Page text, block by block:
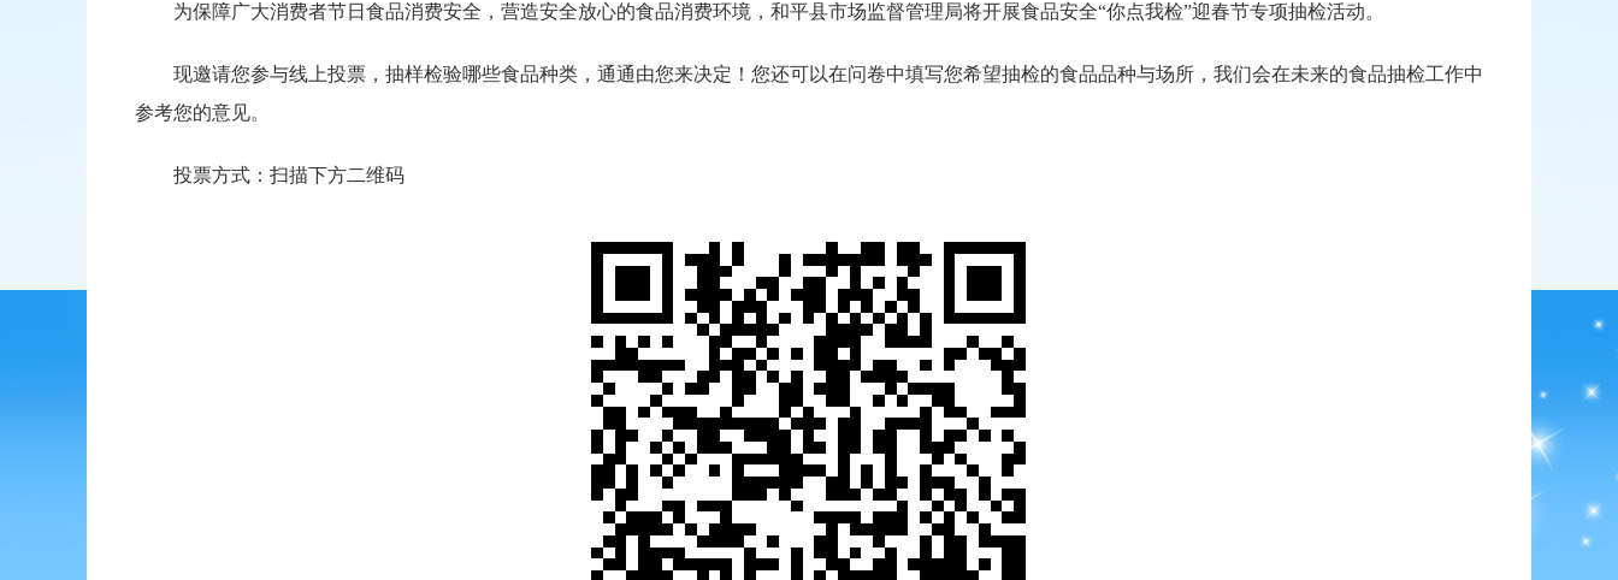
为保障广大消费者节日食品消费安全，营造安全放心的食品消费环境，和平县市场监督管理局将开展食品安全“你点我检”迎春节专项抽检活动。
现邀请您参与线上投票，抽样检验哪些食品种类，通通由您来决定！您还可以在问卷中填写您希望抽检的食品品种与场所，我们会在未来的食品抽检工作中
参考您的意见。
投票方式：扫描下方二维码